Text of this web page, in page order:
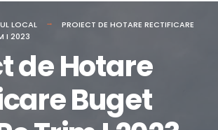
LOCAL
PROIECT DE HOTARE RECTIFICARE
I 2023
de Hotare
Buget